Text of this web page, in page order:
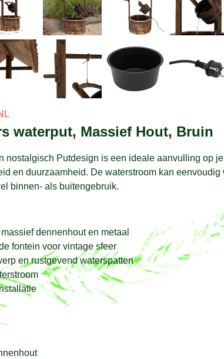
waterput, Massief Hout, Bruin
nostalgisch Putdesign is een ideale aanvulling op
en duurzaamheid. De waterstroom kan
binnen- als buitengebruik.
dennenhout en metaal
fontein voor vintage sfeer
en rustgevend waterspatten